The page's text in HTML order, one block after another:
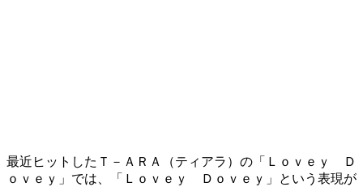
最近ヒットしたＴ－ＡＲＡ（ティアラ）の「Ｌｏｖｅｙ Ｄ
ｏｖｅｙ」では、「Ｌｏｖｅｙ Ｄｏｖｅｙ」という表現が